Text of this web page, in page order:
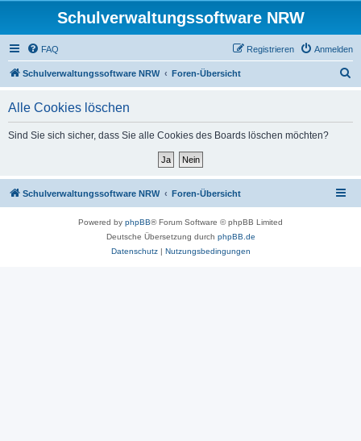
Schulverwaltungssoftware NRW
FAQ Anmelden
Registrieren
Schulverwaltungssoftware NRW Foren-Übersicht
Alle Cookies löschen
Sind Sie sich sicher, dass Sie alle Cookies des Boards löschen möchten?
Schulverwaltungssoftware NRW Foren-Übersicht
Powered by phpBB® Forum Software © phpBB Limited
Deutsche Übersetzung durch phpBB.de
Datenschutz| Nutzungsbedingungen